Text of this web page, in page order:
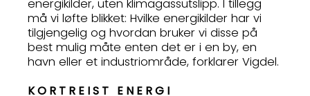
energikilder, uten klimagassutslipp. I tillegg
må vi løfte blikket: Hvilke energikilder har vi
tilgjengelig og hvordan bruker vi disse på
best mulig måte enten det er i en by, en
havn eller et industriområde, forklarer Vigdel.
KORTREIST ENERGI